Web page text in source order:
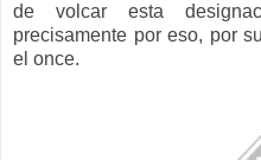
de volcar esta
precisamente por eso, por
el once.